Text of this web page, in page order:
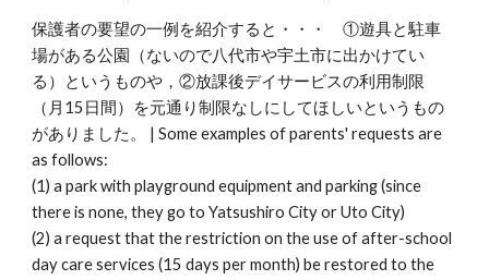
保護者の要望の一例を紹介すると・・・ ①遊具と駐車
場がある公園（ないので八代市や宇土市に出かけてい
る）というものや，②放課後デイサービスの利用制限
（月15日間）を元通り制限なしにしてほしいというもの
がありました。 | Some examples of parents' requests are
as follows:
(1) a park with playground equipment and parking (since
there is none, they go to Yatsushiro City or Uto City)
(2) a request that the restriction on the use of after-school
day care services (15 days per month) be restored to the